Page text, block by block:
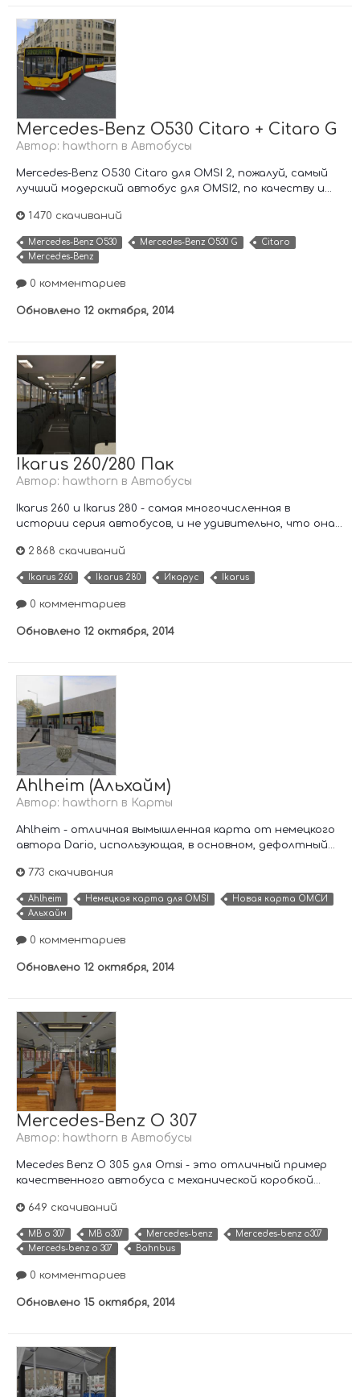
Mercedes-Benz O530 Citaro + Citaro G
Автор: hawthorn в Автобусы
Mercedes-Benz O530 Citaro для OMSI 2, пожалуй, самый
лучший модерский автобус для OMSI2, по качеству и...
1 470 скачиваний
Mercedes-Benz O530 Mercedes-Benz O530 G
Citaro
Mercedes-Benz
0 комментариев
Обновлено 12 октября, 2014
Ikarus 260/280 Пак
Автор: hawthorn в Автобусы
Ikarus 260 и Ikarus 280 - самая многочисленная в
истории серия автобусов, и не удивительно, что она...
2 868 скачиваний
Ikarus 260 Ikarus 280 Икарус Ikarus
0 комментариев
Обновлено 12 октября, 2014
Ahlheim (Альхайм)
Автор: hawthorn в Карты
Ahlheim - отличная вымышленная карта от немецкого
автора Dario, использующая, в основном, дефолтный...
773 скачивания
Ahlheim Немецкая карта для OMSI
Новая карта ОМСИ
Альхайм
0 комментариев
Обновлено 12 октября, 2014
Mercedes-Benz O 307
Автор: hawthorn в Автобусы
Mecedes Benz O 305 для Omsi - это отличный пример
качественного автобуса с механической коробкой...
649 скачиваний
MB o 307 MB o307 Mercedes-benz
Mercedes-benz o307
Merceds-benz o 307
Bahnbus
0 комментариев
Обновлено 15 октября, 2014